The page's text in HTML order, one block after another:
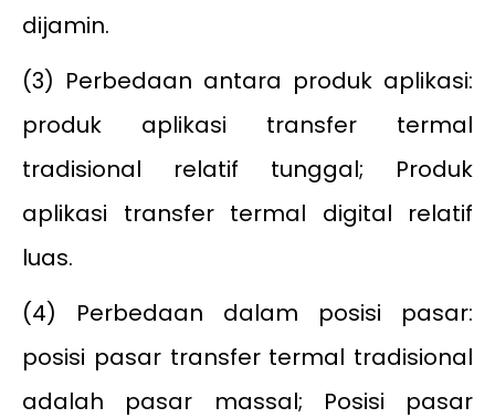
dijamin.
(3) Perbedaan antara produk aplikasi:
produk aplikasi transfer termal
tradisional relatif tunggal; Produk
aplikasi transfer termal digital relatif
luas.
(4) Perbedaan dalam posisi pasar:
posisi pasar transfer termal tradisional
adalah pasar massal; Posisi pasar